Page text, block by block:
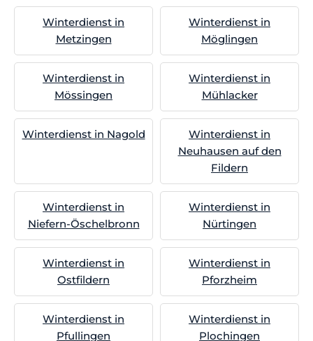
Winterdienst in
Metzingen
Winterdienst in
Möglingen
Winterdienst in
Mössingen
Winterdienst in
Mühlacker
Winterdienst in Nagold
Winterdienst in
Neuhausen auf den
Fildern
Winterdienst in
Niefern-Öschelbronn
Winterdienst in
Nürtingen
Winterdienst in
Ostfildern
Winterdienst in
Pforzheim
Winterdienst in
Pfullingen
Winterdienst in
Plochingen